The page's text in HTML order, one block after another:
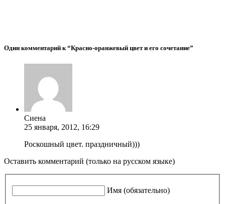
Один комментарий к “Красно-оранжевый цвет и его сочетание”
Сиена
25 января, 2012, 16:29
Роскошный цвет. праздничный)))
Оставить комментарий (только на русском языке)
Имя (обязательно)